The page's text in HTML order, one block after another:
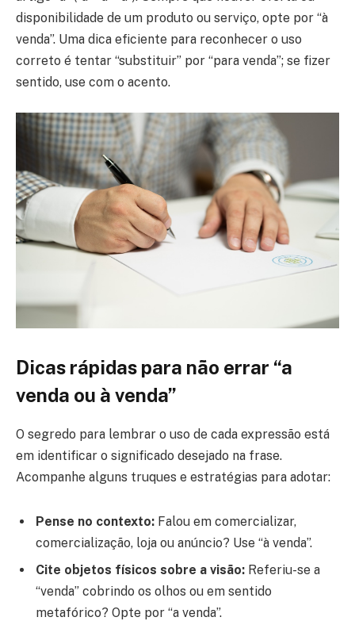
disponibilidade de um produto ou serviço, opte por “à
venda”. Uma dica eficiente para reconhecer o uso
correto é tentar “substituir” por “para venda”; se fizer
sentido, use com o acento.
Dicas rápidas para não errar “a
venda ou à venda”
O segredo para lembrar o uso de cada expressão está
em identificar o significado desejado na frase.
Acompanhe alguns truques e estratégias para adotar:
Pense no contexto: Falou em comercializar,
comercialização, loja ou anúncio? Use “à venda”.
Cite objetos físicos sobre a visão: Referiu-se a
“venda” cobrindo os olhos ou em sentido
metafórico? Opte por “a venda”.